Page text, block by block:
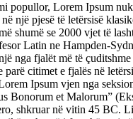
popullor, Lorem Ipsum nuk
një pjesë të letërsisë
shumë se 2000 vjet të
Latin ne Hampden-
nga fjalët më të çuditshme
parë citimet e fjalës në
Ipsum vjen nga
Bonorum et Malorum”
shkruar në vitin 45 BC.